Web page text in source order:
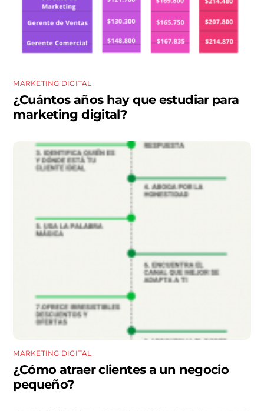
MARKETING DIGITAL
¿Cuántos años hay que estudiar para
marketing digital?
MARKETING DIGITAL
¿Cómo atraer clientes a un negocio
pequeño?